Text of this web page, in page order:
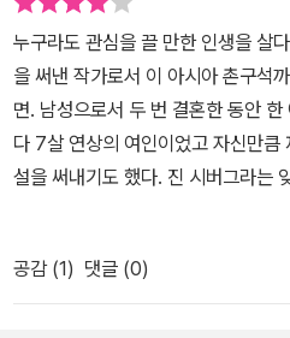
수만큼 주먹을 먹이고 싶다.내가 미
것이다. 왜 걔네는 쉼표를 남발할까?
실용주의에 부응한다고 생각하는
가들도 마음에 안든다. 짧디 짧은 걔
여금 진지함이라는 것을 잃게끔 만
는 글솜씨를 달관하고 어느새내용에
한다.대충 그가 누구인지 그의 작품
책을 통해 접할 수 있는 여러 재미있
누구라도 관심을 끌 만한 인생을 살
을 써낸 작가로서 이 아시아 촌구석
면. 남성으로서 두 번 결혼한 동안
다 7살 연상의 여인이었고 자신만큼
설을 써내기도 했다. 진 시버그라는
지 돌아다닌다. 그런가하면 군인 출
을 가진 한 인간으로도 성공한 셈이
으로 활약하며 유럽의 정치적 입지,
공감 (1) 댓글 (0)